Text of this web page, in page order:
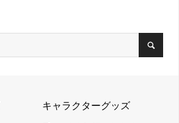
キャラクターグッズ